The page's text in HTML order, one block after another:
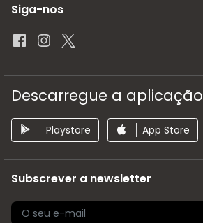
Siga-nos
Descarregue a aplicação
Playstore App Store
Subscrever a newsletter